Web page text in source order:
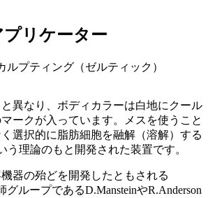
リケーター
異なり、ボディカラーは白地にクール
ークが入っています。メスを使うこと
選択的に脂肪細胞を融解（溶解）する
う理論のもと開発された装置です。
器の殆どを開発したともされる
グループであるD.MansteinやR.Anderson